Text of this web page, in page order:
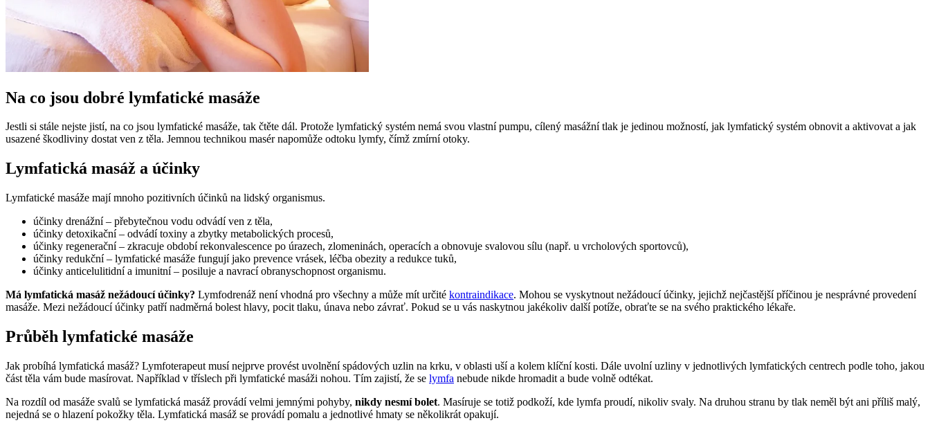
Na co jsou dobré lymfatické masáže
Jestli si stále nejste jistí, na co jsou lymfatické masáže, tak čtěte dál. Protože lymfatický systém nemá svou vlastní pumpu, cílený masážní tlak je jedinou možností, jak lymfatický systém obnovit a aktivovat a jak
usazené škodliviny dostat ven z těla. Jemnou technikou masér napomůže odtoku lymfy, čímž zmírní otoky.
Lymfatická masáž a účinky
Lymfatické masáže mají mnoho pozitivních účinků na lidský organismus.
účinky drenážní – přebytečnou vodu odvádí ven z těla,
účinky detoxikační – odvádí toxiny a zbytky metabolických procesů,
účinky regenerační – zkracuje období rekonvalescence po úrazech, zlomeninách, operacích a obnovuje svalovou sílu (např. u vrcholových sportovců),
účinky redukční – lymfatické masáže fungují jako prevence vrásek, léčba obezity a redukce tuků,
účinky anticelulitidní a imunitní – posiluje a navrací obranyschopnost organismu.
Má lymfatická masáž nežádoucí účinky? Lymfodrenáž není vhodná pro všechny a může mít určité kontraindikace. Mohou se vyskytnout nežádoucí účinky, jejichž nejčastější příčinou je nesprávné provedení
masáže. Mezi nežádoucí účinky patří nadměrná bolest hlavy, pocit tlaku, únava nebo závrať. Pokud se u vás naskytnou jakékoliv další potíže, obraťte se na svého praktického lékaře.
Průběh lymfatické masáže
Jak probíhá lymfatická masáž? Lymfoterapeut musí nejprve provést uvolnění spádových uzlin na krku, v oblasti uší a kolem klíční kosti. Dále uvolní uzliny v jednotlivých lymfatických centrech podle toho, jakou
část těla vám bude masírovat. Například v tříslech při lymfatické masáži nohou. Tím zajistí, že se lymfa nebude nikde hromadit a bude volně odtékat.
Na rozdíl od masáže svalů se lymfatická masáž provádí velmi jemnými pohyby, nikdy nesmí bolet. Masíruje se totiž podkoží, kde lymfa proudí, nikoliv svaly. Na druhou stranu by tlak neměl být ani příliš malý,
nejedná se o hlazení pokožky těla. Lymfatická masáž se provádí pomalu a jednotlivé hmaty se několikrát opakují.